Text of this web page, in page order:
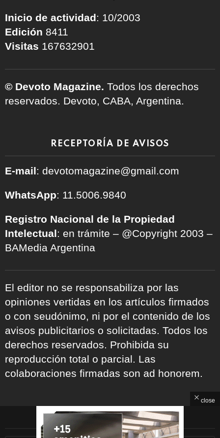
Inicio de actividad: 10/2003
Edición 8411
Visitas 167632901
© Devoto Magazine. Todos los derechos
reservados. Devoto, CABA, Argentina.
RECEPTORÍA DE AVISOS
E-mail: devotomagazine@gmail.com
WhatsApp: 11.5006.9840
Registro Nacional de la Propiedad
Intelectual: en trámite – @Copyright 2003 –
BAMedia Argentina
El editor no se responsabiliza por las
opiniones vertidas en los artículos firmados
o con seudónimo, ni por el contenido de los
avisos publicitarios o solicitadas. Todos los
derechos reservados. Prohibida su
reproducción total o parcial. Las
colaboraciones firmadas son ad honorem.
ARCHIVOS
close